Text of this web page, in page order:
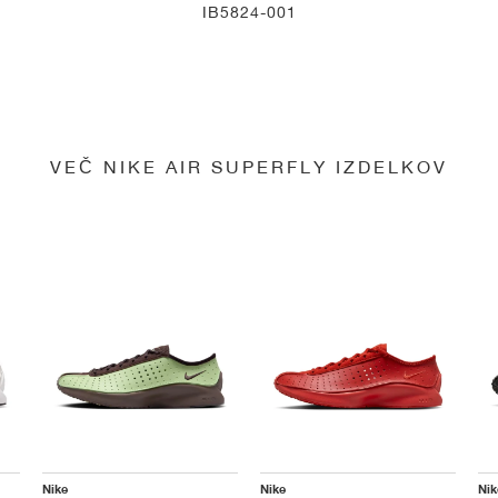
IB5824-001
VEČ NIKE AIR SUPERFLY IZDELKOV
Nike Nike